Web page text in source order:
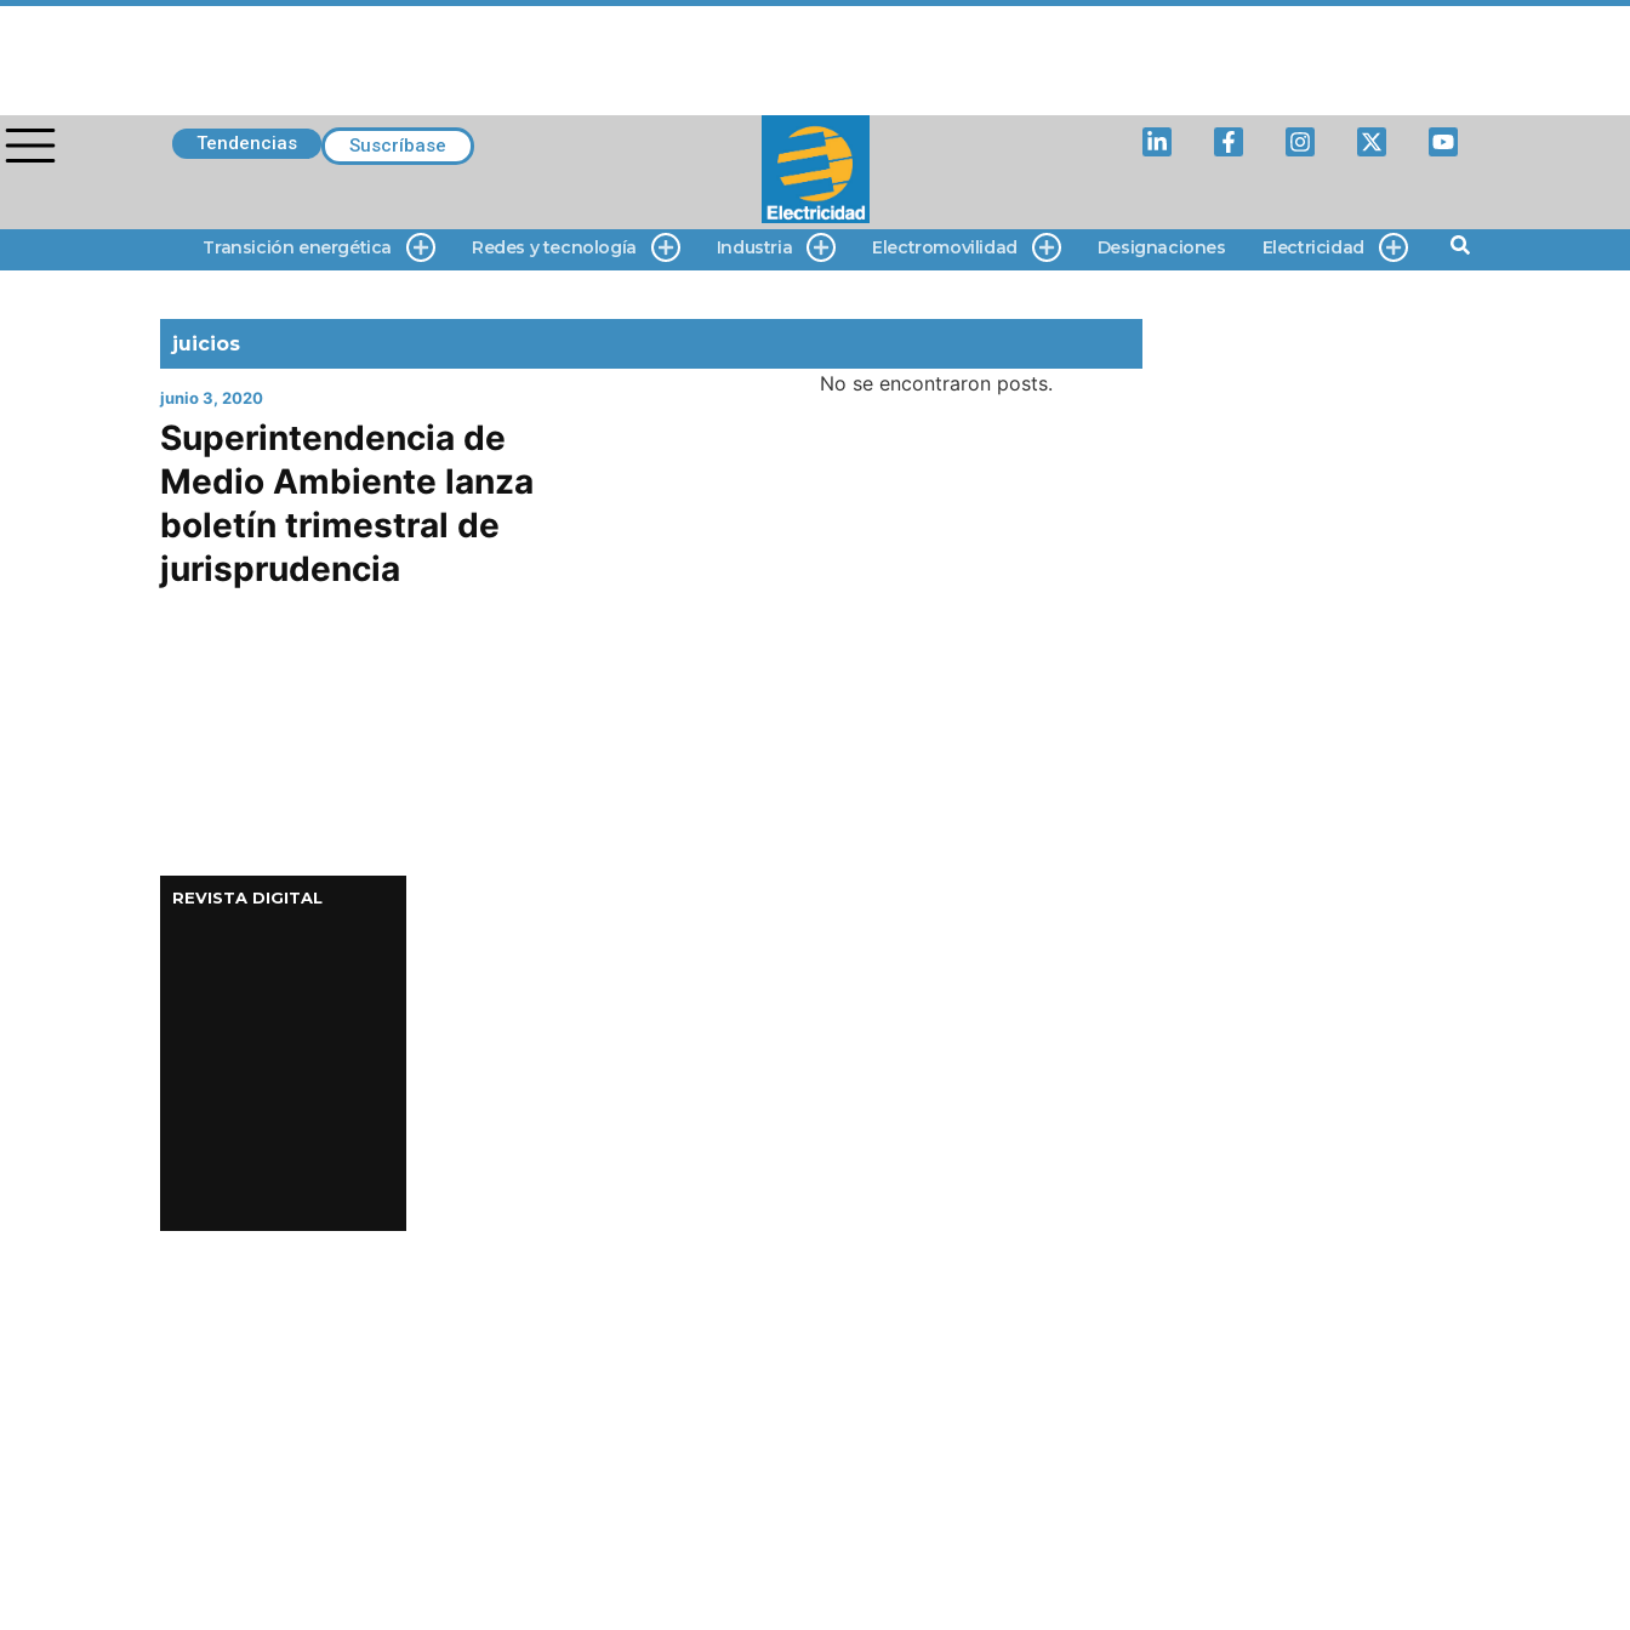
Tendencias Suscríbase
Transición energética Redes y tecnología Industria Electromovilidad Designaciones Electricidad
juicios
junio 3, 2020
Superintendencia de
Medio Ambiente lanza
boletín trimestral de
jurisprudencia
No se encontraron posts.
REVISTA DIGITAL